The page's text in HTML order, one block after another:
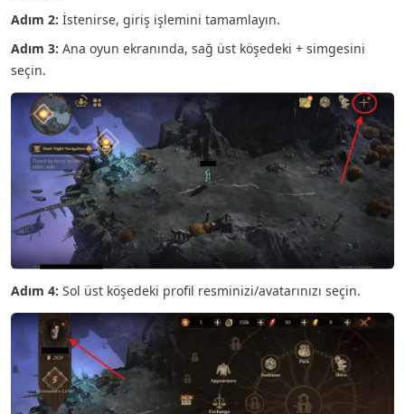
Adım 2: İstenirse, giriş işlemini tamamlayın.
Adım 3: Ana oyun ekranında, sağ üst köşedeki + simgesini
seçin.
Adım 4: Sol üst köşedeki profil resminizi/avatarınızı seçin.